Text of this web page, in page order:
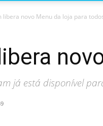
libera novo Menu da loja para
já está disponível